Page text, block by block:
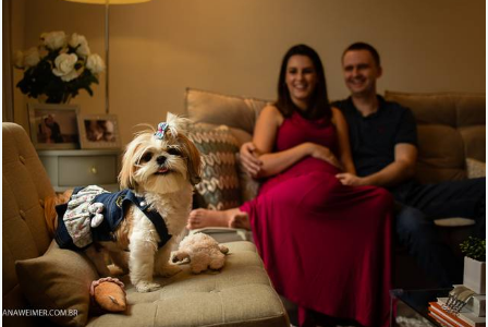
1463 23